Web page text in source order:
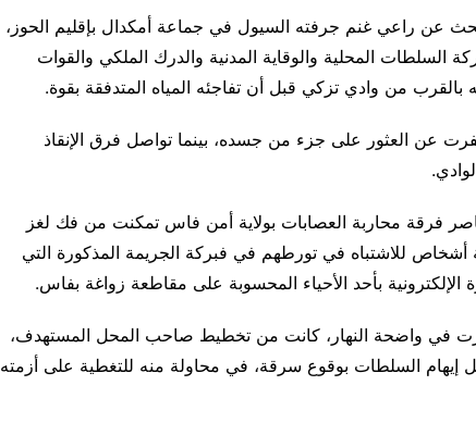
عن راعي غنم جرفته السيول في جماعة أمكدال بإقليم الحوز،
السلطات المحلية والوقاية المدنية والدرك الملكي والقوات
من وادي تزكي قبل أن تفاجئه المياه المتدفقة بقوة.
عن العثور على جزء من جسده، بينما تواصل فرق الإنقاذ
فرقة محاربة العصابات بولاية أمن فاس تمكنت من فك لغز
للاشتباه في تورطهم في فبركة الجريمة المذكورة التي
الإلكترونية بأحد الأحياء المحسوبة على مقاطعة زواغة بفاس.
في واضحة النهار، كانت من تخطيط صاحب المحل المستهدف،
إيهام السلطات بوقوع سرقة، في محاولة منه للتغطية على أزمته